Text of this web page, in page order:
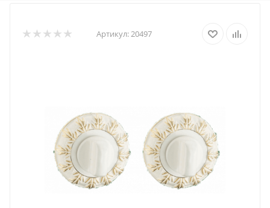
Артикул:20497